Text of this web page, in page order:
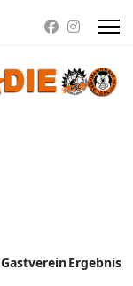
GastvereinErgebnis